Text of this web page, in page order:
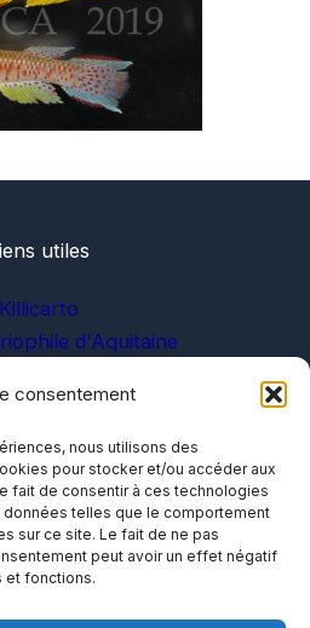
consentement
nous utilisons des
pour stocker et/ou accéder aux
fait de consentir à ces technologies
telles que le comportement
sur ce site. Le fait de ne pas
peut avoir un effet négatif
et fonctions.
utiles
Killicarto
d'Aquitaine
propos